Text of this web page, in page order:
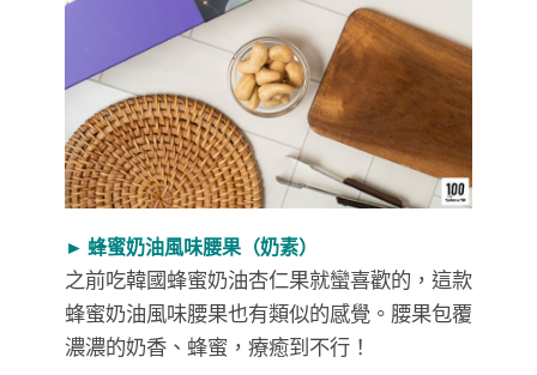
► 蜂蜜奶油風味腰果（奶素）
之前吃韓國蜂蜜奶油杏仁果就蠻喜歡的，這款
蜂蜜奶油風味腰果也有類似的感覺。腰果包覆
濃濃的奶香、蜂蜜，療癒到不行！